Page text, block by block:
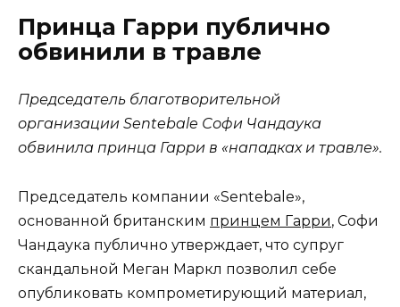
Принца Гарри публично
обвинили в травле
Председатель благотворительной
организации Sentebale Софи Чандаука
обвинила принца Гарри в «нападках и травле».
Председатель компании «Sentebale»,
основанной британским принцем Гарри, Софи
Чандаука публично утверждает, что супруг
скандальной Меган Маркл позволил себе
опубликовать компрометирующий материал,